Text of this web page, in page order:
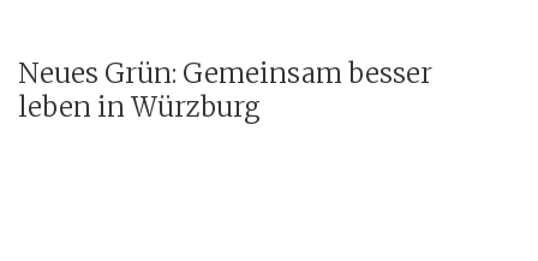
Neues Grün: Gemeinsam besser
leben in Würzburg